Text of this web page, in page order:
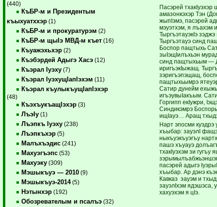
(440)
КъБР-м и Президентым
къыхуатххэр (1)
КъБР-м и прокуратурэм (2)
КъБР-м щыIэ МВД-м къет (16)
Къуажэхьхэр (2)
Къэбэрдей Адыгэ Хасэ (12)
Къэрал Iуэху (7)
Къэрал IуэхущIапIэхэм (11)
Къэрал къулыкъущIапIэхэр
(48)
КъэхъукъащIэхэр (3)
ЛъэIу (1)
Лъэпкъ Iуэху (238)
Лъэпкъхэр (5)
Малъхъэдис (241)
Махуэгъэпс (53)
Махуэку (309)
Мэшыкъуэ — 2010 (9)
Мэшыкъуэ-2014(5)
Нэтынхэр (192)
Обозревателым и псалъэ (32)
Пасэрей тхакIуэхэр
амазонкэхэр Тэн
жыпIэмэ, пасэрей
мэуэтхэм, я лъахэм
ТыргъэтауэкIэ
Тыргъэтауэ синд
Боспор пащтыхь
зыIэщIилъхьэн
синд пащтыхьым —
иригъэкIыжащ.
зэригъэпэщащ,
пащтыхьымрэ
Сатир дунейм
игъэувыIакъым.
Горгипп екIужри,
Синдикэмрэ
ищIауэ… Аращ
Нарт эпосми
хъыбар: зауэлI
ныкъуэкъуэгъу
пашэ хъуауэ
тхакIуэхэм зи гугъу
пасэрей адыгэ
хъыбар. Ар дэнэ
Кавказ зауэм и
зауэлIхэм ядэшэса,
хахуэхэм я цIэ.